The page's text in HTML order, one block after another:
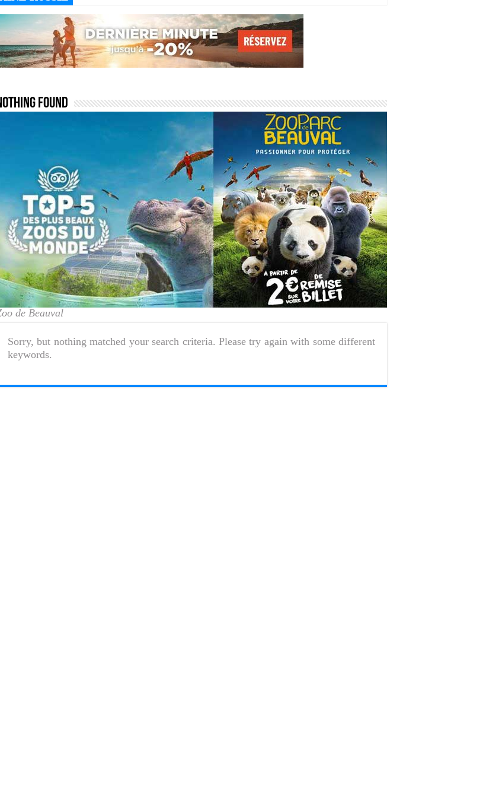
Found
de Beauval
Sorry, but nothing matched your search criteria. Please try again with some different
keywords.